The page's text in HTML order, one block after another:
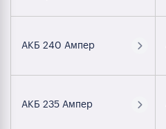
АКБ 240 Ампер
АКБ 235 Ампер